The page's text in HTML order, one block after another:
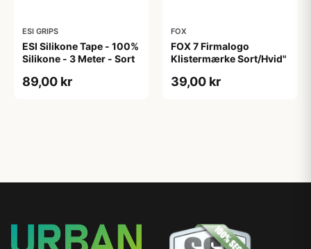
ESI GRIPS
ESI Silikone Tape - 100%
Silikone - 3 Meter - Sort
89,00 kr
FOX
FOX 7 Firmalogo
Klistermærke Sort/Hvid"
39,00 kr